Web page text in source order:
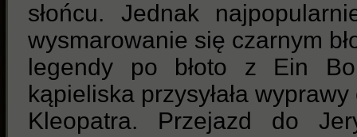
słońcu. Jednak
wysmarowanie się czarnym
legendy po błoto z Ein
kąpieliska przysyłała
Kleopatra. Przejazd do